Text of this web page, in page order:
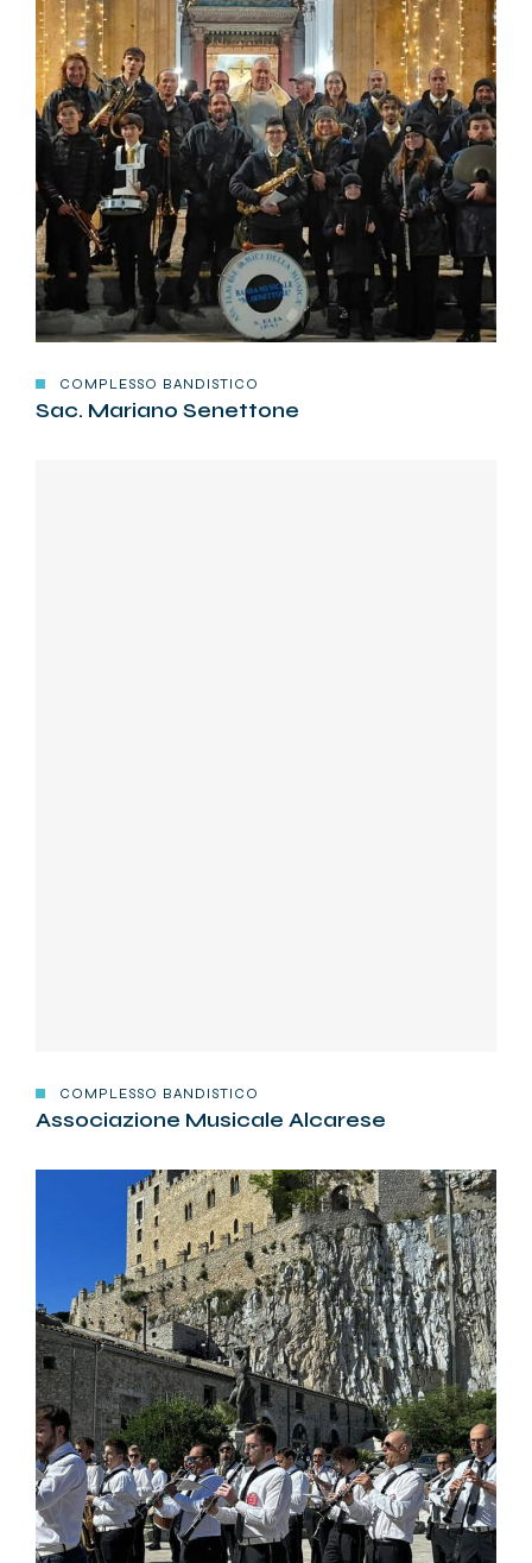
COMPLESSO BANDISTICO
Sac. Mariano Senettone
COMPLESSO BANDISTICO
Associazione Musicale Alcarese